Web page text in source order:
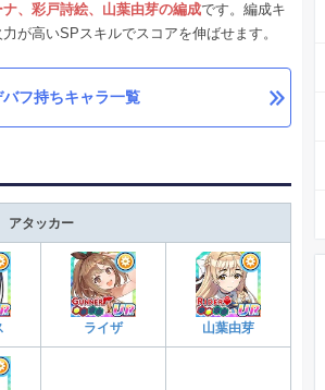
、彩戸詩絵、山葉由芽の編成です。編成キ
が高いSPスキルでスコアを伸ばせます。
フ持ちキャラ一覧
アタッカー
ライザ 山葉由芽